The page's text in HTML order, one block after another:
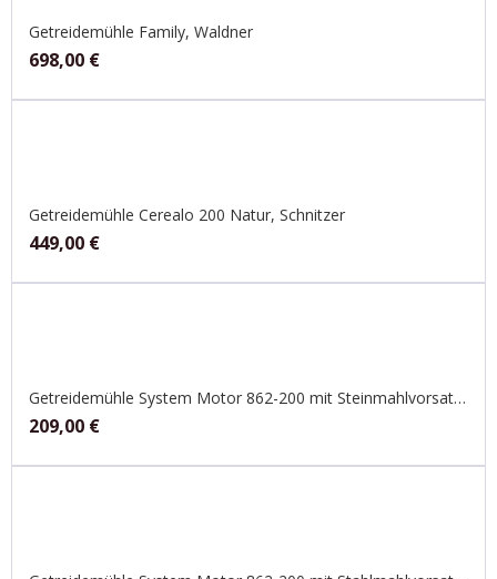
Getreidemühle Family, Waldner
698,00 €
Getreidemühle Cerealo 200 Natur, Schnitzer
449,00 €
Getreidemühle System Motor 862-200 mit Steinmahlvorsatz, Jupiter
209,00 €